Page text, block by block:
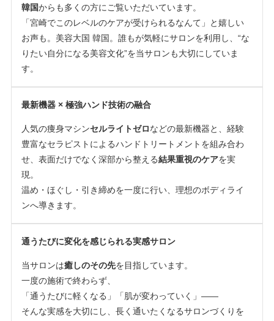
韓国からも多くの方にご覧いただいています。
「宮崎でこのレベルのケアが受けられるなんて」と嬉しい
お声も。美容大国 韓国。誰もが気軽にサロンを利用し、“な
りたい自分になる美容文化”を当サロンも大切にしていま
す。
最新機器 × 極強ハンド技術の融合
人気の痩身マシンセルライトゼロなどの最新機器と、経験
豊富なセラピストによるハンドトリートメントを組み合わ
せ、表面だけでなく深部から整える結果重視のケアを実
現。
温め・ほぐし・引き締めを一度に行い、理想のボディライ
ンへ導きます。
通うたびに変化を感じられる実感サロン
当サロンは癒しのその先を目指しています。
一度の施術で終わらず、
「通うたびに軽くなる」「肌が変わっていく」——
そんな実感を大切にし、長く通いたくなるサロンづくりを